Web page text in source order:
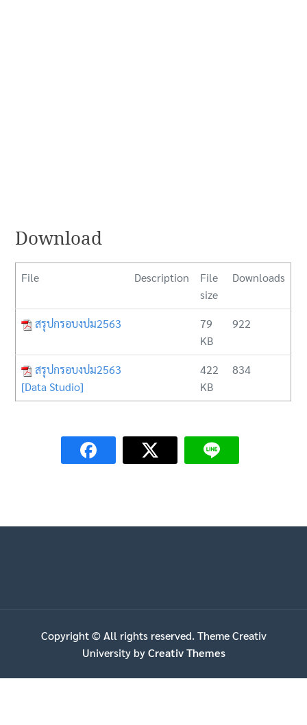
Download
File Description
File
size
Downloads
สรุปกรอบงปม2563
79
KB
922
สรุปกรอบงปม2563
[Data Studio]
422
KB
834
Copyright © All rights reserved. Theme Creativ
University byCreativ Themes